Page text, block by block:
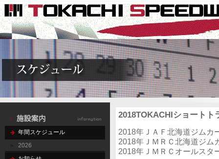
年間スケジュール
2026
2018TOKACHIショート
2018年ＪＡＦ北海道ジムカ
2018年ＪＭＲＣ北海道ジ
2018年ＪＭＲＣオールス